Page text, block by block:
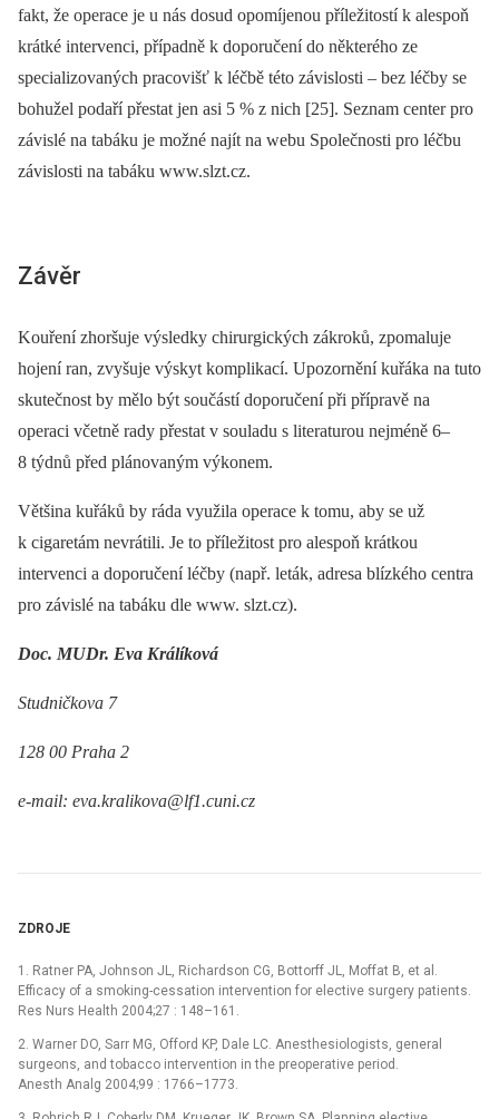
fakt, že operace je u nás dosud opomíjenou příležitostí k alespoň
krátké intervenci, případně k doporučení do některého ze
specializovaných pracovišť k léčbě této závislosti –⁠ bez léčby se
bohužel podaří přestat jen asi 5 % z nich [25]. Seznam center pro
závislé na tabáku je možné najít na webu Společnosti pro léčbu
závislosti na tabáku www.slzt.cz.
Závěr
Kouření zhoršuje výsledky chirurgických zákroků, zpomaluje
hojení ran, zvyšuje výskyt komplikací. Upozornění kuřáka na tuto
skutečnost by mělo být součástí doporučení při přípravě na
operaci včetně rady přestat v souladu s literaturou nejméně 6–
8 týdnů před plánovaným výkonem.
Většina kuřáků by ráda využila operace k tomu, aby se už
k cigaretám nevrátili. Je to příležitost pro alespoň krátkou
intervenci a doporučení léčby (např. leták, adresa blízkého centra
pro závislé na tabáku dle www. slzt.cz).
Doc. MUDr. Eva Králíková
Studničkova 7
128 00 Praha 2
e-mail: eva.kralikova@lf1.cuni.cz
ZDROJE
1. Ratner PA, Johnson JL, Richardson CG, Bottorff JL, Moffat B, et al.
Efficacy of a smoking-cessation intervention for elective surgery patients.
Res Nurs Health 2004;27 : 148–161.
2. Warner DO, Sarr MG, Offord KP, Dale LC. Anesthesiologists, general
surgeons, and tobacco intervention in the preoperative period.
Anesth Analg 2004;99 : 1766–1773.